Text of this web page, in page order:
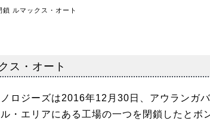
ルマックス・オート
ス・オート
ロジーズは2016年12月30日、アウランガバ
・エリアにある工場の一つを閉鎖したとボ